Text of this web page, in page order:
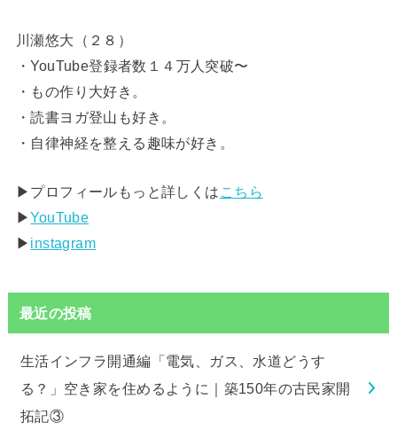
川瀬悠大（２８）
・YouTube登録者数１４万人突破〜
・もの作り大好き。
・読書ヨガ登山も好き。
・自律神経を整える趣味が好き。
▶︎プロフィールもっと詳しくは こちら
▶︎YouTube
▶︎ instagram
最近の投稿
生活インフラ開通編「電気、ガス、水道どうす
る？」空き家を住めるように｜築150年の古民家開
拓記③